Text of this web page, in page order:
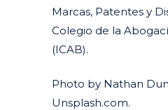
Marcas, Patentes y
Colegio de la
(ICAB).
Photo by Nathan
Unsplash.com.